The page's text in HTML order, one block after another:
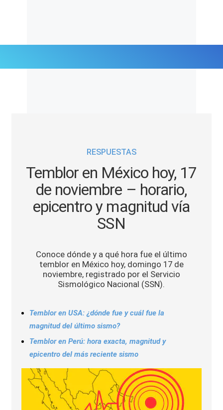
Tendencias Mix
RESPUESTAS
Temblor en México hoy, 17
de noviembre – horario,
epicentro y magnitud vía
SSN
Conoce dónde y a qué hora fue el último
temblor en México hoy, domingo 17 de
noviembre, registrado por el Servicio
Sismológico Nacional (SSN).
Temblor en USA: ¿dónde fue y cuál fue la
magnitud del último sismo?
Temblor en Perú: hora exacta, magnitud y
epicentro del más reciente sismo